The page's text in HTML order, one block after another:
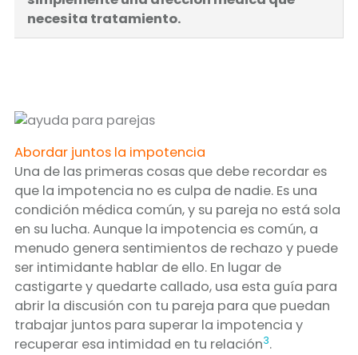
necesita tratamiento.
Abordar juntos la impotencia
Una de las primeras cosas que debe recordar es
que la impotencia no es culpa de nadie. Es una
condición médica común, y su pareja no está sola
en su lucha. Aunque la impotencia es común, a
menudo genera sentimientos de rechazo y puede
ser intimidante hablar de ello. En lugar de
castigarte y quedarte callado, usa esta guía para
abrir la discusión con tu pareja para que puedan
trabajar juntos para superar la impotencia y
recuperar esa intimidad en tu relación3.